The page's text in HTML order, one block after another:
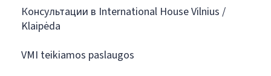
Консультации в International House Vilnius /
Klaipėda
VMI teikiamos paslaugos